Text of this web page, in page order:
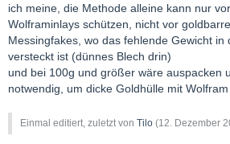
ich meine, die Methode alleine kann nur
Wolframinlays schützen, nicht vor
Messingfakes, wo das fehlende Gewicht in
versteckt ist (dünnes Blech drin)
und bei 100g und größer wäre auspacken
notwendig, um dicke Goldhülle mit
Einmal editiert, zuletzt von Tilo (12. Dezember